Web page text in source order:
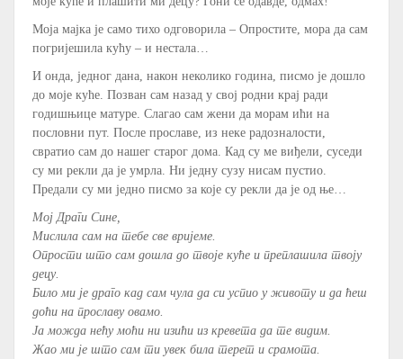
Моја мајка је само тихо одговорила – Опростите, мора да сам
погријешила кућу – и нестала…
И онда, једног дана, након неколико година, писмо је дошло
до моје куће. Позван сам назад у свој родни крај ради
годишњице матуре. Слагао сам жени да морам ићи на
пословни пут. После прославе, из неке радозналости,
свратио сам до нашег старог дома. Кад су ме виђели, суседи
су ми рекли да је умрла. Ни једну сузу нисам пустио.
Предали су ми једно писмо за које су рекли да је од ње…
Мој Драги Сине,
Мислила сам на тебе све вријеме.
Опрости што сам дошла до твоје куће и преплашила твоју
децу.
Било ми је драго кад сам чула да си успио у животу и да ћеш
доћи на прославу овамо.
Ја можда нећу моћи ни изићи из кревета да те видим.
Жао ми је што сам ти увек била терет и срамота.